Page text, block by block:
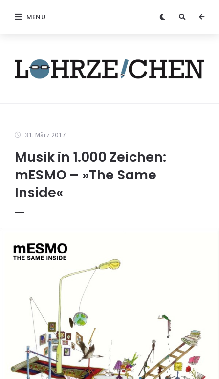
MENU
31. März 2017
Musik in 1.000 Zeichen:
mESMO – »The Same
Inside«